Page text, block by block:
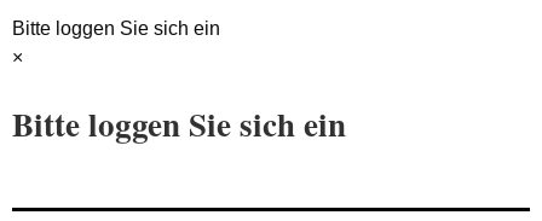
Bitte loggen Sie sich ein
×
Bitte loggen Sie sich ein